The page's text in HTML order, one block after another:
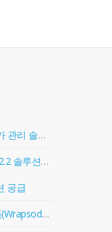
[전자신문 etnews 기사] 성과/평가 관리 솔루션 '골인원(Goal In One)' 출시
대림코퍼레이션 OVC Manager v2.2 솔루션 공급
공급
SK(주)C&C 보안문서 관리 플랫폼(Wrapsody) 협력업체 등록